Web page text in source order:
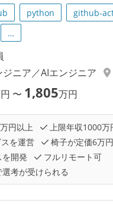
python
github-
…
ニア／AIエンジニア
〜 1,805万円
円以上
上限年収1000万
を運営
椅子が定価6万
を開発
フルリモート可
考が受けられる